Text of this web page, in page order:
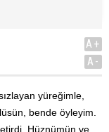
A+
A-
yüreğimle,
bende öyleyim.
Hüznümün ve